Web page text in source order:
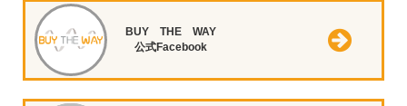
BUY THE WAY
公式Facebook